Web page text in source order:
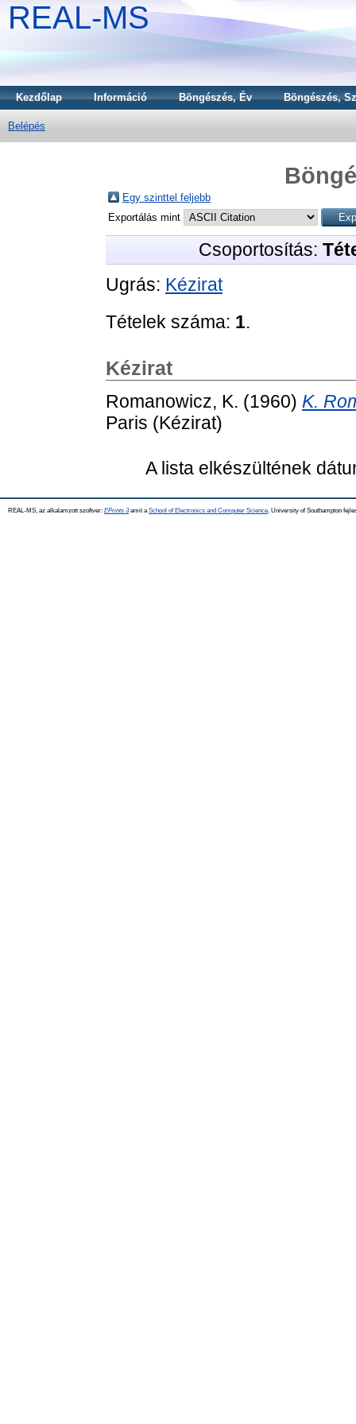
REAL-MS
Kezdőlap Információ Böngészés, Év Böngészés,
Belépés
Egy szinttel feljebb
Exportálás mint
Csoportosítás:
Ugrás: Kézirat
Tételek száma: 1.
Kézirat
Romanowicz, K. (1960) K.
Paris (Kézirat)
A lista elkészültének
REAL-MS, az alkalamzott szoftver: EPrints 3amit a School of Electronics and Computer Science , University of Southampton